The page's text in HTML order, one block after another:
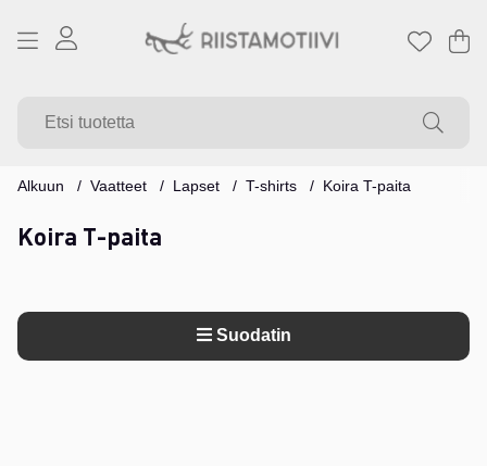
.
Alkuun Vaatteet Lapset T-shirts Koira T-paita
Koira T-paita
Suodatin